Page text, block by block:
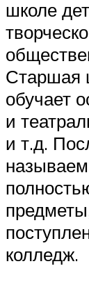
школе
Старшая
обучает
и
и т.д.
колледж.